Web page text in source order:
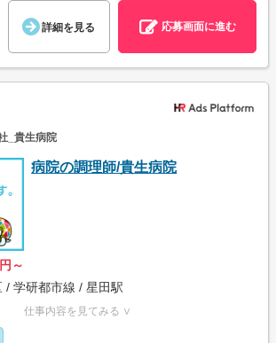
詳細を見る 応募画面に進む
_貴生病院
病院の調理師/貴生病院
～
/ 学研都市線 / 星田駅
仕事内容を見てみる ∨